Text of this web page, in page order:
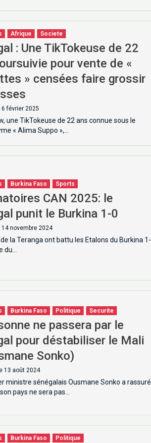
Afrique Societe
: Une TikTokeuse de 22
pour vente de «
» censées faire grossir
février 2025
une TikTokeuse de 22 ans connue sous le
« Alima Suppo »,…
Burkina Faso Sports
CAN 2025: le
punit le Burkina 1-0
novembre 2024
de la Teranga ont battu les Etalons du Burkina 1-
du…
Burkina Faso Politique Securite
ne passera par le
pour déstabiliser le Mali
Sonko)
13 août 2024
ministre sénégalais Ousmane Sonko a rassuré
pays ne sera pas…
Burkina Faso Politique
en premier nos informations exclusives